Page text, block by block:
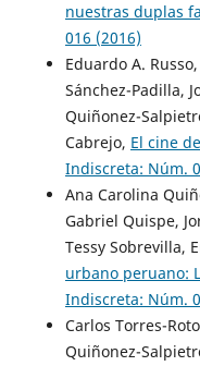
nuestras duplas
016 (2016)
Eduardo A.
Sánchez-Padilla,
Quiñonez-
Cabrejo, El cine
Indiscreta: Núm.
Ana Carolina
Gabriel Quispe,
Tessy Sobrevilla,
urbano peruano:
Indiscreta: Núm.
Carlos Torres-
Quiñonez-